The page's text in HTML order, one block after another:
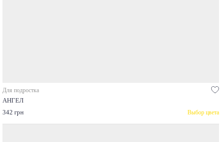
Для подростка
АНГЕЛ
342 грн
Выбор цвета